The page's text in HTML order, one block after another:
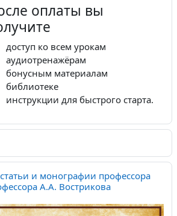
оплаты вы
доступ ко всем урокам
аудиотренажёрам
бонусным материалам
библиотеке
инструкции для быстрого старта.
и монографии профессора
А.А. Вострикова